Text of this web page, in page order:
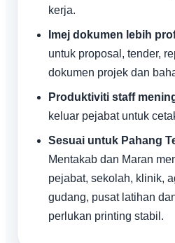
kerja.
Imej dokumen lebih
untuk proposal, tender,
dokumen projek dan
Produktiviti staff
keluar pejabat untuk
Sesuai untuk Pahang
Mentakab dan Maran
pejabat, sekolah, klinik,
gudang, pusat latihan
perlukan printing stabil.